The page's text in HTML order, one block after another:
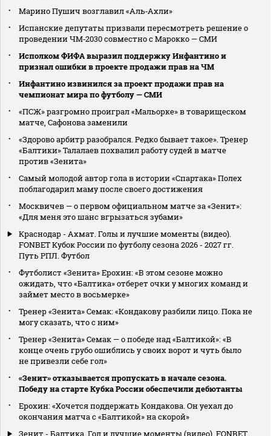
Марино Пушич возглавил «Аль‑Ахли»
Испанские депутаты призвали пересмотреть решение о
проведении ЧМ‑2030 совместно с Марокко — СМИ
Исполком ФИФА выразил поддержку Инфантино и
признал ошибки в проекте продажи прав на ЧМ
Инфантино извинился за проект продажи прав на
чемпионат мира по футболу — СМИ
«ПСЖ» разгромно проиграл «Мальорке» в товарищеском
матче, Сафонова заменили
«Здорово арбитр разобрался. Редко бывает такое». Тренер
«Балтики» Талалаев похвалил работу судей в матче
против «Зенита»
Самый молодой автор гола в истории «Спартака» Полех
поблагодарил маму после своего достижения
Москвичев — о первом официальном матче за «Зенит»:
«Для меня это шанс вгрызаться зубами»
Краснодар - Ахмат. Голы и лучшие моменты (видео).
FONBET Кубок России по футболу сезона 2026 - 2027 гг.
Путь РПЛ. Футбол
Футболист «Зенита» Ерохин: «В этом сезоне можно
ожидать, что «Балтика» отберет очки у многих команд и
займет место в восьмерке»
Тренер «Зенита» Семак: «Кондакову разбили лицо. Пока не
могу сказать, что с ним»
Тренер «Зенита» Семак — о победе над «Балтикой»: «В
конце очень грубо ошиблись у своих ворот и чуть было
не привезли себе гол»
«Зенит» отказывается пропускать в начале сезона.
Победу на старте Кубка России обеспечили дебютанты
Ерохин: «Хочется поддержать Кондакова. Он уехал до
окончания матча с «Балтикой» на скорой»
Зенит - Балтика. Гол и лучшие моменты (видео). FONBET